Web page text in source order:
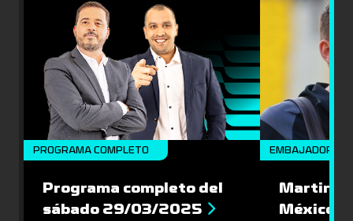
PROGRAMA COMPLETO
Programa completo del
sábado 29/03/2025
EMBAJADORES
Martin
México: